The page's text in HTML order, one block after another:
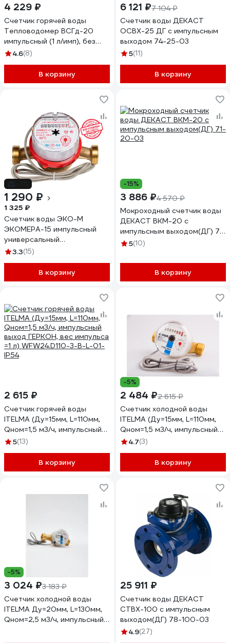
4 229 ₽
Счетчик горячей воды
Тепловодомер ВСГд-20
импульсный (1 л/имп), без
КМЧ R121-020-324-B54
4.6(8)
В корзину
6 121 ₽7 104 ₽
Счетчик воды ДЕКАСТ
ОСВХ-25 ДГ с импульсным
выходом 74-25-03
5(11)
В корзину
1 290 ₽
1 325 ₽
Счетчик воды ЭКО-М
ЭКОМЕРА-15 импульсный
универсальный
антимагнитный Э-15УИ-110-
3.3(15)
В корзину
-15%
3 886 ₽4 570 ₽
Мокроходный счетчик воды
ДЕКАСТ ВКМ-20 с
импульсным выходом(ДГ) 71-
20-03
5(10)
В корзину
2 615 ₽
Счетчик горячей воды
ITELMA (Ду=15мм, L=110мм,
Qном=1,5 м3/ч, импульсный
выход ГЕРКОН, вес импульса
5(13)
В корзину
-5%
2 484 ₽2 615 ₽
Счетчик холодной воды
ITELMA (Ду=15мм, L=110мм,
Qном=1,5 м3/ч, импульсный
выход ГЕРКОН, вес импульса
4.7(3)
В корзину
-5%
3 024 ₽3 183 ₽
Счетчик холодной воды
ITELMA Ду=20мм, L=130мм,
Qном=2,5 м3/ч, импульсный
25 911 ₽
Счетчик воды ДЕКАСТ
СТВХ-100 с импульсным
выходом(ДГ) 78-100-03
4.9(27)